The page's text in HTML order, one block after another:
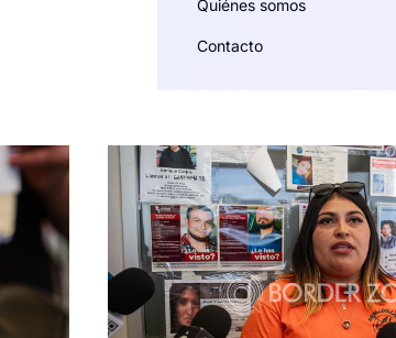
Quiénes somos
Contacto